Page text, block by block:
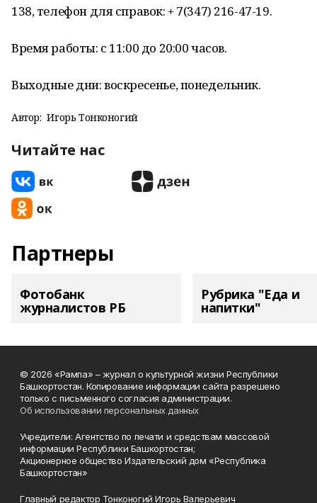
138, телефон для справок: + 7(347) 216-47-19.
Время работы: с 11:00 до 20:00 часов.
Выходные дни: воскресенье, понедельник.
Автор: Игорь Тонконогий
Читайте нас
Партнеры
Фотобанк
журналистов РБ
Рубрика "Еда и
напитки"
© 2026 «Рампа» – журнал о культурной жизни Республики
Башкортостан. Копирование информации сайта разрешено
только с письменного согласия администрации.
Об использовании персональных данных
Учредители: Агентство по печати и средствам массовой
информации Республики Башкортостан;
Акционерное общество Издательский дом «Республика
Башкортостан»
Главный редактор Тонконогий Игорь Валерьевич